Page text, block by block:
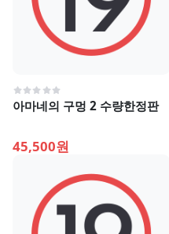
아마네의 구멍 2 수량한정판
45,500원